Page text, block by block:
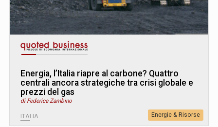
Energia, l’Italia riapre al carbone? Quattro
centrali ancora strategiche tra crisi globale e
prezzi del gas
di Federica Zambino
ITALIA Energie & Risorse